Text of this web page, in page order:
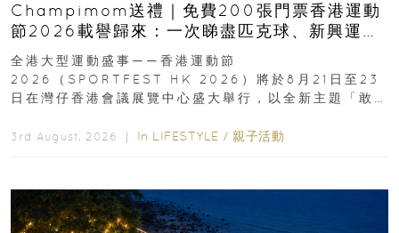
Champimom送禮｜免費200張門票香港運動
節2026載譽歸來：一次睇盡匹克球、新興運
動、街舞比賽＋逾百運動品牌展覽
全港大型運動盛事——香港運動節
2026（SPORTFEST HK 2026）將於8月21日至23
日在灣仔香港會議展覽中心盛大舉行，以全新主題「敢
3rd August, 2026 ｜ In LIFESTYLE / 親子活動